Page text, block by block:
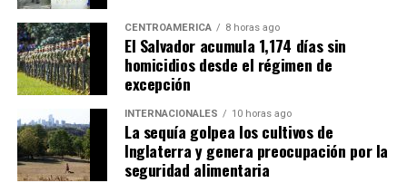
CENTROAMÉRICA 8 horas ago
El Salvador acumula 1,174 días sin
homicidios desde el régimen de
excepción
INTERNACIONALES 10 horas ago
La sequía golpea los cultivos de
Inglaterra y genera preocupación por la
seguridad alimentaria